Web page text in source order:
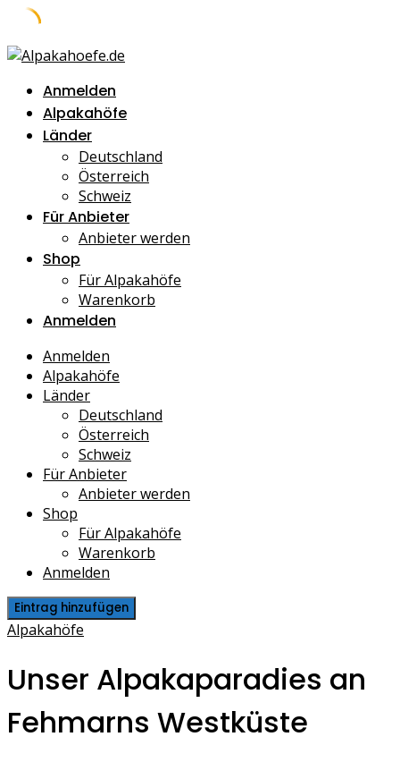
Skip
contentAnmelden
Alpakahöfe
Länder
Deutschland
Österreich
Schweiz
Für Anbieter
Anbieter werden
Shop
Für Alpakahöfe
Warenkorb
Anmelden
Anmelden
Alpakahöfe
Länder
Deutschland
Österreich
Schweiz
Für Anbieter
Anbieter werden
Shop
Für Alpakahöfe
Warenkorb
Anmelden
Eintrag hinzufügen
Alpakahöfe
Unser Alpakaparadies an
Fehmarns Westküste